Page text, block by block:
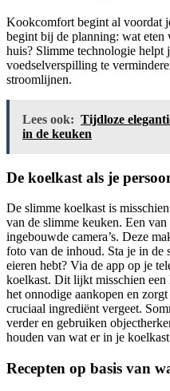
Kookcomfort begint al voordat
begint bij de planning: wat eten
huis? Slimme technologie helpt
voedselverspilling te
stroomlijnen.
Lees ook: Tijdloze
in de keuken
De koelkast als je
De slimme koelkast is
van de slimme keuken. Een
ingebouwde camera’s. Deze
foto van de inhoud. Sta je in
eieren hebt? Via de app op je
koelkast. Dit lijkt misschien
het onnodige aankopen en
cruciaal ingrediënt vergeet.
verder en gebruiken
houden van wat er in je
Recepten op basis van